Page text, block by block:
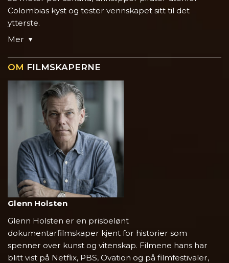
Colombias kyst og tester vennskapet sitt til det
ytterste.
Mer
OM FILMSKAPERNE
Glenn Holsten
Glenn Holsten er en prisbelønt
dokumentarfilmskaper kjent for historier som
spenner over kunst og vitenskap. Filmene hans har
blitt vist på Netflix, PBS, Ovation og på filmfestivaler,